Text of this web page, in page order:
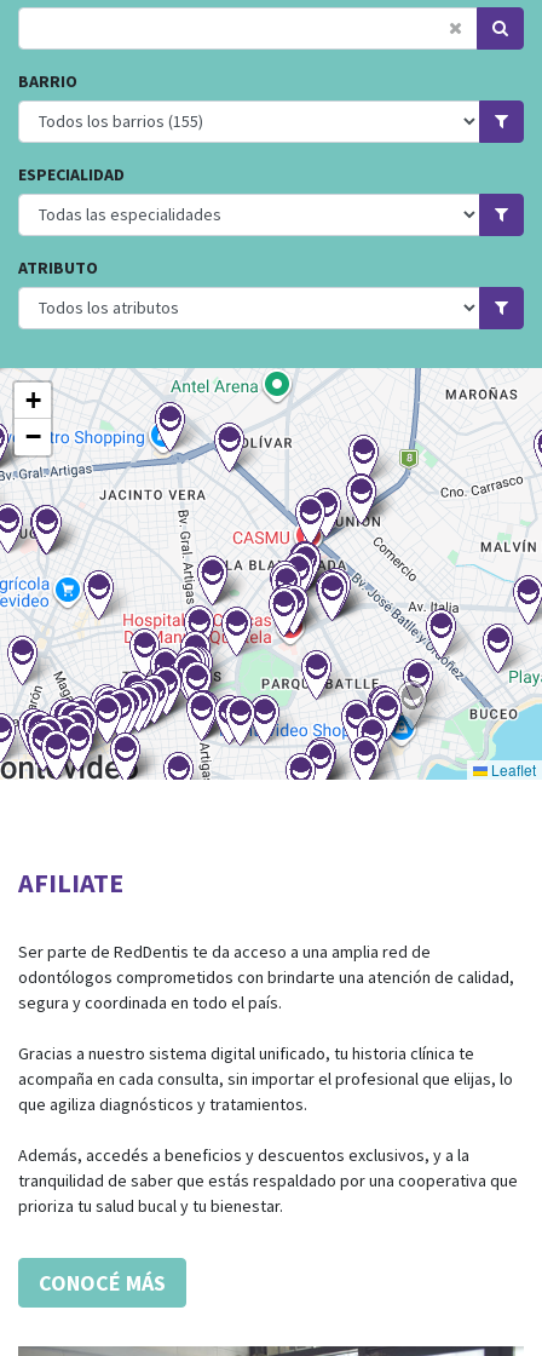
BARRIO
ESPECIALIDAD
ATRIBUTO
+
−
Leaflet
AFILIATE
Ser parte de RedDentis te da acceso a una amplia red de
odontólogos comprometidos con brindarte una atención de calidad,
segura y coordinada en todo el país.
Gracias a nuestro sistema digital unificado, tu historia clínica te
acompaña en cada consulta, sin importar el profesional que elijas, lo
que agiliza diagnósticos y tratamientos.
Además, accedés a beneficios y descuentos exclusivos, y a la
tranquilidad de saber que estás respaldado por una cooperativa que
prioriza tu salud bucal y tu bienestar.
CONOCÉ MÁS